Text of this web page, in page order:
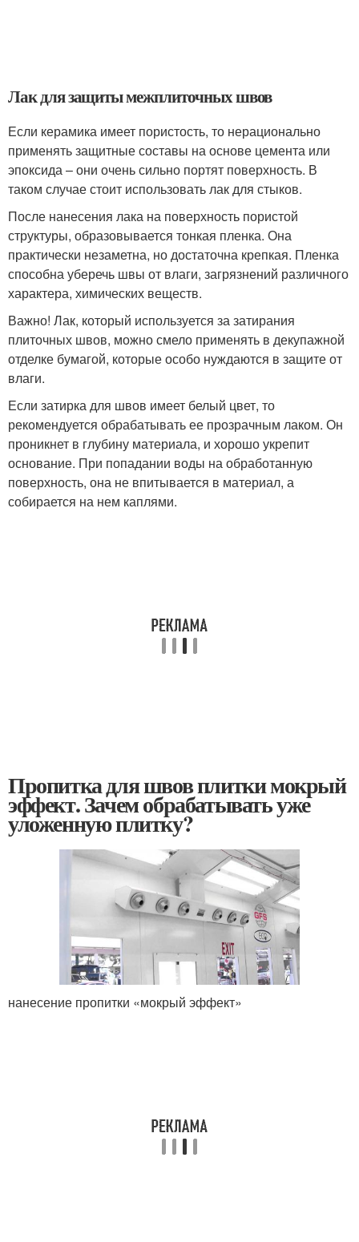
Лак для защиты межплиточных швов
Если керамика имеет пористость, то нерационально
применять защитные составы на основе цемента или
эпоксида – они очень сильно портят поверхность. В
таком случае стоит использовать лак для стыков.
После нанесения лака на поверхность пористой
структуры, образовывается тонкая пленка. Она
практически незаметна, но достаточна крепкая. Пленка
способна уберечь швы от влаги, загрязнений различного
характера, химических веществ.
Важно! Лак, который используется за затирания
плиточных швов, можно смело применять в декупажной
отделке бумагой, которые особо нуждаются в защите от
влаги.
Если затирка для швов имеет белый цвет, то
рекомендуется обрабатывать ее прозрачным лаком. Он
проникнет в глубину материала, и хорошо укрепит
основание. При попадании воды на обработанную
поверхность, она не впитывается в материал, а
собирается на нем каплями.
Пропитка для швов плитки мокрый
эффект. Зачем обрабатывать уже
уложенную плитку?
нанесение пропитки «мокрый эффект»